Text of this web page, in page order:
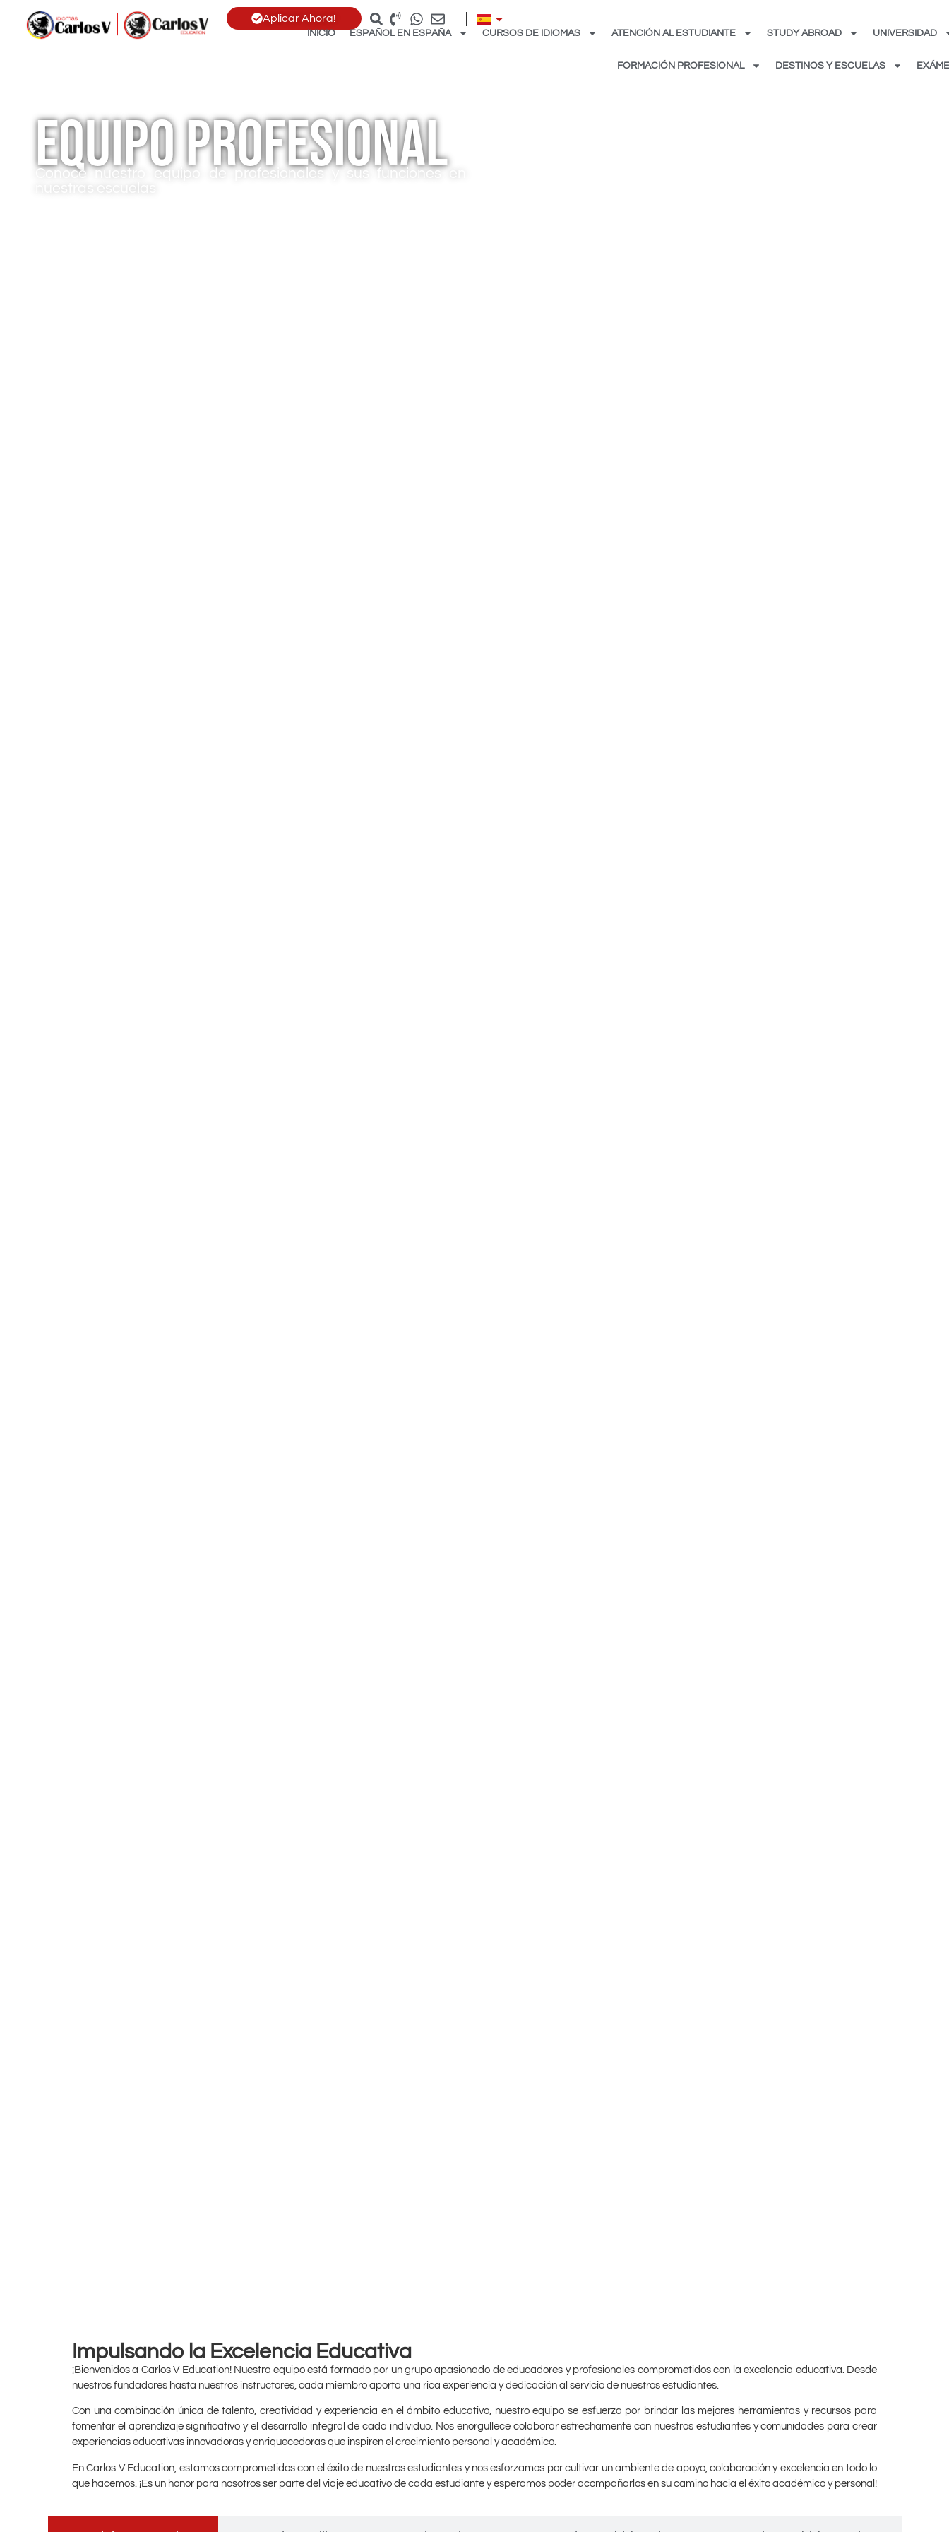
Aplicar Ahora!
INICIO ESPAÑOL EN ESPAÑA CURSOS DE IDIOMAS ATENCIÓN AL ESTUDIANTE STUDY ABROAD UNIVERSIDAD
FORMACIÓN PROFESIONAL DESTINOS Y ESCUELAS
Equipo Profesional
Conoce nuestro equipo de profesionales y sus funciones en
Impulsando la Excelencia Educativa
¡Bienvenidos a Carlos V Education! Nuestro equipo está formado por un grupo apasionado de educadores y profesionales comprometidos con la excelencia educativa. Desde
nuestros fundadores hasta nuestros instructores, cada miembro aporta una rica experiencia y dedicación al servicio de nuestros estudiantes.
Con una combinación única de talento, creatividad y experiencia en el ámbito educativo, nuestro equipo se esfuerza por brindar las mejores herramientas y recursos para
fomentar el aprendizaje significativo y el desarrollo integral de cada individuo. Nos enorgullece colaborar estrechamente con nuestros estudiantes y comunidades para crear
experiencias educativas innovadoras y enriquecedoras que inspiren el crecimiento personal y académico.
En Carlos V Education, estamos comprometidos con el éxito de nuestros estudiantes y nos esforzamos por cultivar un ambiente de apoyo, colaboración y excelencia en todo lo
que hacemos. ¡Es un honor para nosotros ser parte del viaje educativo de cada estudiante y esperamos poder acompañarlos en su camino hacia el éxito académico y personal!